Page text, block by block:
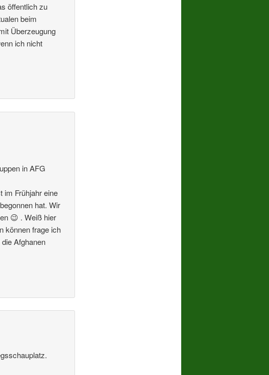
öffentlich zu
beim
Überzeugung
ich nicht
in AFG
im Frühjahr eine
hat. Wir
😉 . Weiß hier
können frage ich
Afghanen